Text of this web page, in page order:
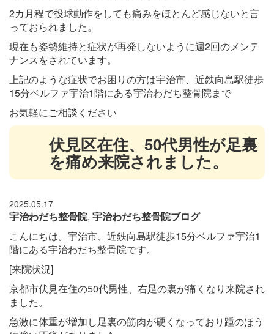
2カ月程で投球動作をしても痛みをほとんど感じないと言
っておられました。
現在も姿勢維持と症状が再発しないように週2回のメンテ
ナンスをされています。
上記のような症状でお困りの方は宇治市、近鉄向島駅徒歩
15分ベルファ宇治1階にある宇治わだち整骨院まで
お気軽にご相談ください
伏見区在住、50代男性が足裏
を痛め来院されました。
2025.05.17
宇治わだち整骨院, 宇治わだち整骨院ブログ
こんにちは。宇治市、近鉄向島駅徒歩15分ベルファ宇治1
階にある宇治わだち整骨院です。
[来院状況]
京都市伏見在住の50代男性、右足の裏が痛くなり来院され
ました。
急激に体重が増加し足裏の筋肉が硬くなっており踵のほう